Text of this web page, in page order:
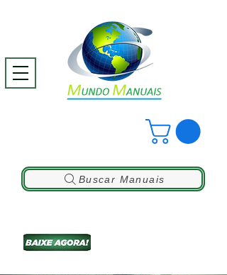
Buscar Manuais